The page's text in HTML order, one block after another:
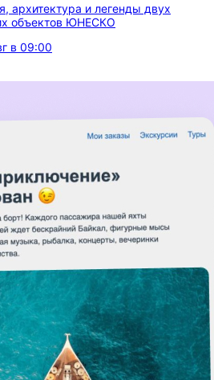
архитектура и легенды двух
объектов ЮНЕСКО
в 09:00